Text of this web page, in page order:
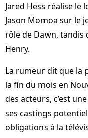
Jared Hess réalise
Jason Momoa sur le
rôle de Dawn, tandis
Henry.
La rumeur dit que la
la fin du mois en
des acteurs, c’est
ses castings
obligations à la